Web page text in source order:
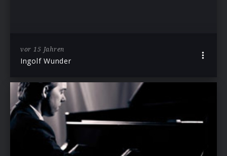
vor 15 Jahren
Ingolf Wunder